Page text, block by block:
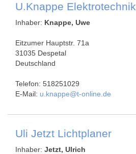
U.Knappe Elektrotechnik
Inhaber: Knappe, Uwe
Eitzumer Hauptstr. 71a
31035 Despetal
Deutschland
Telefon: 518251029
E-Mail: u.knappe@t-online.de
Uli Jetzt Lichtplaner
Inhaber: Jetzt, Ulrich